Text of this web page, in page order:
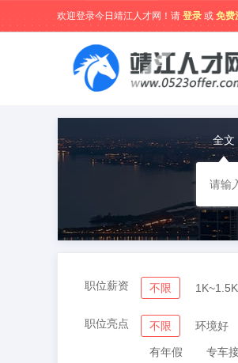
欢迎登录今日靖江人才网！请 登录 或 免费
全文
职位薪资 不限
职位亮点 不限 环境好
有年假 专车